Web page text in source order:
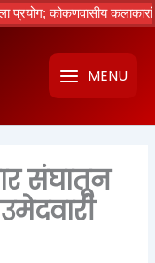
कोकणवासीय कलाकारांची
MENU
संघातून